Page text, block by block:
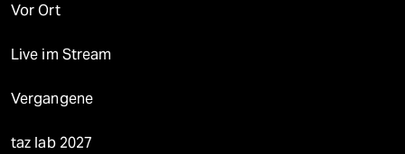
Vor Ort
Live im Stream
Vergangene
taz lab 2027